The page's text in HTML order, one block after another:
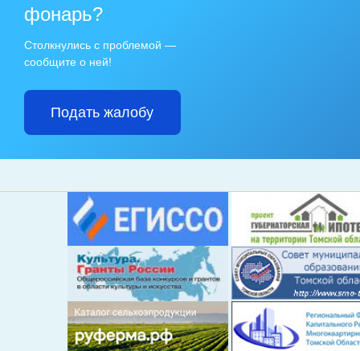
фонарь?
Столкнулись с проблемой —
сообщите о ней!
Подать жалобу